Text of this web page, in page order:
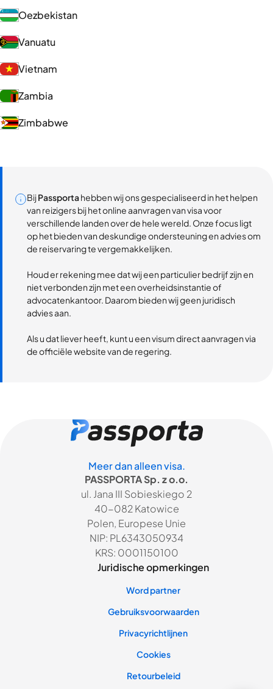
Oezbekistan
Vanuatu
Vietnam
Zambia
Zimbabwe
BijPassportahebben wij ons gespecialiseerd in het helpen
van reizigers bij het online aanvragen van visa voor
verschillende landen over de hele wereld. Onze focus ligt
op het bieden van deskundige ondersteuning en advies om
de reiservaring te vergemakkelijken.
Houd er rekening mee dat wij een particulier bedrijf zijn en
niet verbonden zijn met een overheidsinstantie of
advocatenkantoor. Daarom bieden wij geen juridisch
advies aan.
Als u dat liever heeft, kunt u een visum direct aanvragen via
de officiële website van de regering.
Meer dan alleen visa.
PASSPORTA Sp. z o.o.
ul. Jana III Sobieskiego 2
40-082 Katowice
Polen, Europese Unie
NIP: PL6343050934
KRS: 0001150100
Juridische opmerkingen
Word partner
Gebruiksvoorwaarden
Privacyrichtlijnen
Cookies
Retourbeleid